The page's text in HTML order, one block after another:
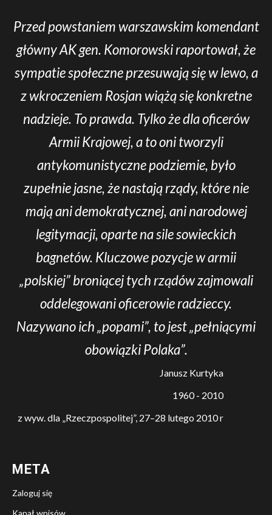
Przed powstaniem warszawskim komendant
główny AK gen. Komorowski raportował, że
sympatie społeczne przesuwają się w lewo, a
z wkroczeniem Rosjan wiążą się konkretne
nadzieje. To prawda. Tylko że dla oficerów
Armii Krajowej, a to oni tworzyli
antykomunistyczne podziemie, było
zupełnie jasne, że nastają rządy, które nie
mają ani demokratycznej, ani narodowej
legitymacji, oparte na sile sowieckich
bagnetów. Kluczowe pozycje w armii
„polskiej” broniącej tych rządów zajmowali
oddelegowani oficerowie radzieccy.
Nazywano ich „popami”, to jest „pełniącymi
obowiązki Polaka”.
Janusz Kurtyka
1960 - 2010
z wyw. dla „Rzeczpospolitej”, 27–28 lutego 2010 r
META
Zaloguj się